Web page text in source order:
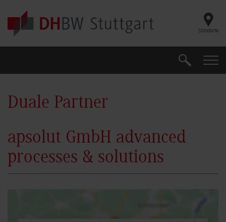
Skip to main content
Standorte
Suche
Duale Partner
apsolut GmbH advanced
processes & solutions